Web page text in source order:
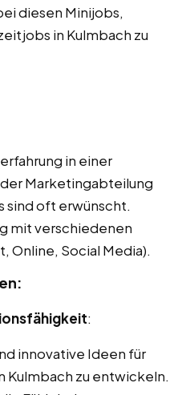
diesen Minijobs,
in Kulmbach zu
in einer
Marketingabteilung
sind oft erwünscht.
mit verschiedenen
Online, Social Media).
:
innovative Ideen für
Kulmbach zu entwickeln.